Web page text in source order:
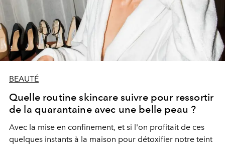
BEAUTÉ
Quelle routine skincare suivre pour ressortir
de la quarantaine avec une belle peau ?
Avec la mise en confinement, et si l'on profitait de ces
quelques instants à la maison pour détoxifier notre teint